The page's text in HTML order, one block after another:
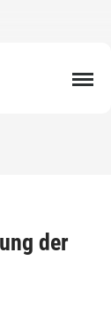
der